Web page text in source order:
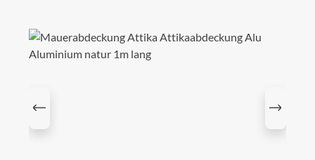
Bildergalerie überspringen